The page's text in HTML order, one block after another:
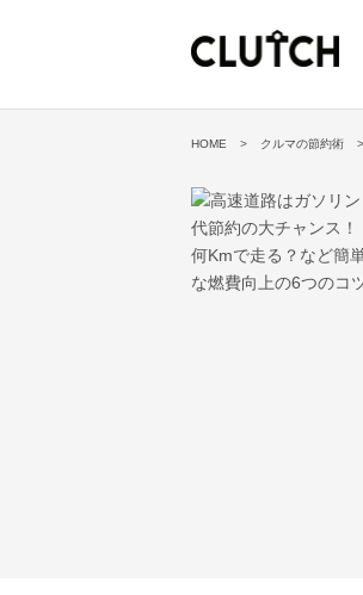
HOME クルマの節約術